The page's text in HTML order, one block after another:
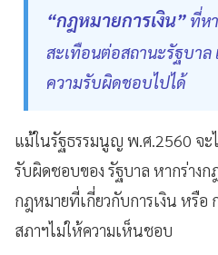
“กฎหมายการเงิน” ที่ห
สะเทือนต่อสถานะรัฐบาล
ความรับผิดชอบไปได้
แม้ในรัฐธรรมนูญ พ.ศ.2560 จะ
รับผิดชอบของ รัฐบาล หากร่าง
กฎหมายที่เกี่ยวกับการเงิน หรือ
สภาฯไม่ให้ความเห็นชอบ